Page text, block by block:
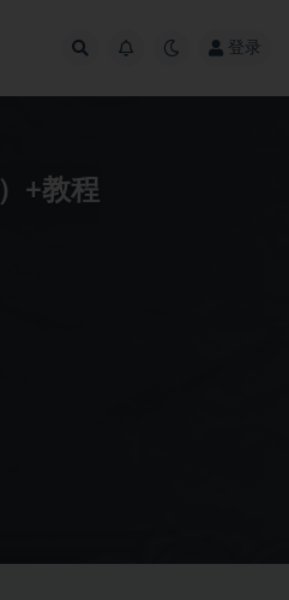
登录
双UI）+教程